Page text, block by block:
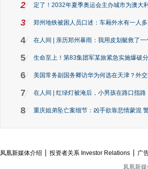
2 定了！2032年夏季奥运会主办城市为澳大
3 郑州地铁被困人员口述：车厢外水有一人
4 在人间 | 亲历郑州暴雨：我用皮划艇救了一
5 生命至上！第83集团军某旅紧急实施爆破
6 美国常务副国务卿访华为何选在天津？外
7 在人间 | 红绿灯被淹后，小男孩在路口指路
8 重庆姐弟坠亡案细节：凶手欲靠悲情蒙混
凤凰新媒体介绍 投资者关系 Investor Relations 广
凤凰新媒